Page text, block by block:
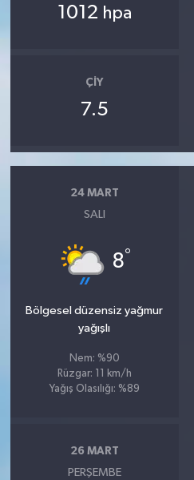
1012 hpa
ÇIY
7.5
24 MART
SALI
8°
Bölgesel düzensiz yağmur
yağışlı
Nem: %90
Rüzgar: 11 km/h
Yağış Olasılığı: %89
26 MART
PERŞEMBE